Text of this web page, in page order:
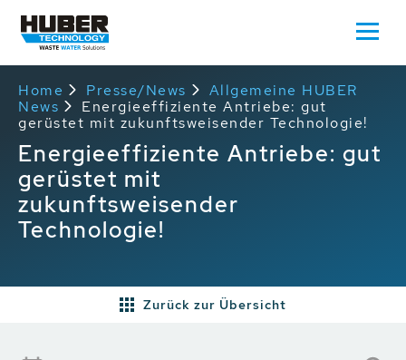
Home Presse/News
Allgemeine HUBER
News
Energieeffiziente Antriebe: gut
gerüstet mit zukunftsweisender Technologie!
Energieeffiziente Antriebe: gut
gerüstet mit
zukunftsweisender
Technologie!
Zurück zur Übersicht